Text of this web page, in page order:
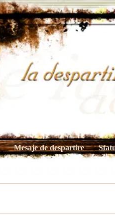
Mesaje de despartire